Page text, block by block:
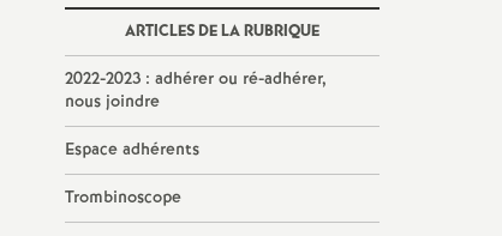
ARTICLES DE LA RUBRIQUE
2022-2023 : adhérer ou ré-adhérer,
nous joindre
Espace adhérents
Trombinoscope